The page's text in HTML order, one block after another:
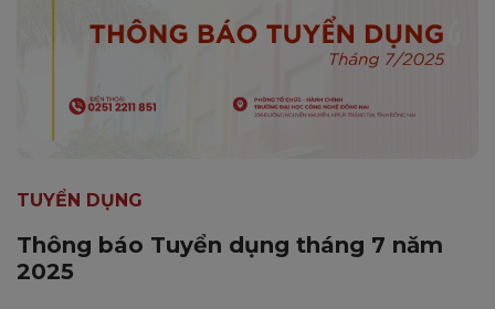
TUYỂN DỤNG
Thông báo Tuyển dụng tháng 7 năm
2025